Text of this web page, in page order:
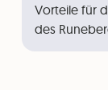
Vorteile für
des